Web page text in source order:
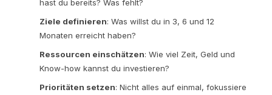
hast du bereits? Was fehlt?
Ziele definieren: Was willst du in 3, 6 und 12
Monaten erreicht haben?
Ressourcen einschätzen: Wie viel Zeit, Geld und
Know-how kannst du investieren?
Prioritäten setzen: Nicht alles auf einmal, fokussiere